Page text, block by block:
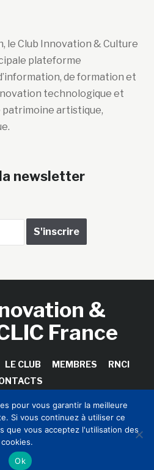
plateforme
de formation et
technologique et
patrimoine artistique,
France
LE CLUB MEMBRES
RNCI
Conseils
pour vous garantir la meilleure
Si vous continuez à utiliser ce
que vous acceptez l'utilisation des
cookies.
Ok